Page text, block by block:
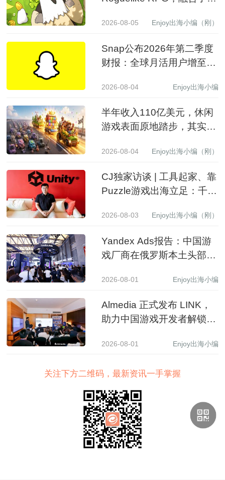
2026-08-05 Enjoy出海小编（刚）
Snap公布2026年第二季度
财报：全球月活用户增至
至15.99亿美元
2026-08-04 Enjoy出海小编
半年收入110亿美元，休闲
游戏表面原地踏步，其实已
2026-08-04 Enjoy出海小编（刚）
CJ独家访谈 | 工具起家、靠
Puzzle游戏出海立足：千万
2026-08-03 Enjoy出海小编（刚）
Yandex Ads报告：中国游
戏厂商在俄罗斯本土头部应
2026-08-01 Enjoy出海小编
Almedia 正式发布 LINK，
助力中国游戏开发者解锁收
2026-08-01 Enjoy出海小编
关注下方二维码，最新资讯一手掌握